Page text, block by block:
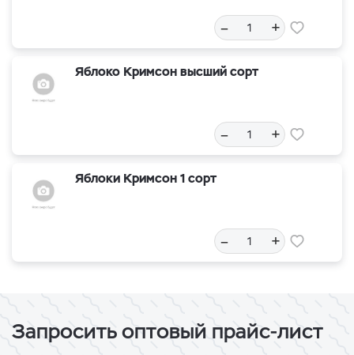
– +
Яблоко Кримсон высший сорт
– +
Яблоки Кримсон 1 сорт
– +
Запросить оптовый прайс-лист